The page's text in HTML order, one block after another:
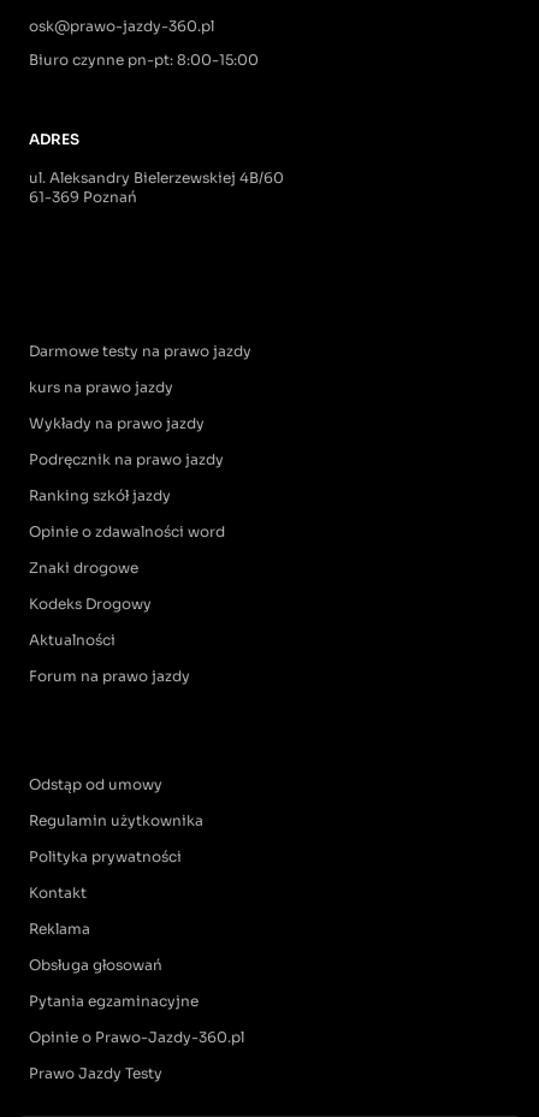
osk@prawo-jazdy-360.pl
Biuro czynne pn-pt: 8:00-15:00
ADRES
ul. Aleksandry Bielerzewskiej 4B/60
61-369 Poznań
Darmowe testy na prawo jazdy
kurs na prawo jazdy
Wykłady na prawo jazdy
Podręcznik na prawo jazdy
Ranking szkół jazdy
Opinie o zdawalności word
Znaki drogowe
Kodeks Drogowy
Aktualności
Forum na prawo jazdy
Odstąp od umowy
Regulamin użytkownika
Polityka prywatności
Kontakt
Reklama
Obsługa głosowań
Pytania egzaminacyjne
Opinie o Prawo-Jazdy-360.pl
Prawo Jazdy Testy